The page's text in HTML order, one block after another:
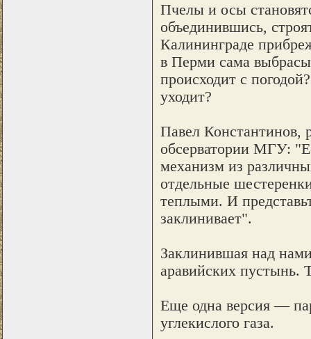
Пчелы и осы
объединившись,
Калининграде
в Перми сама
происходит с
уходит?
Павел Константинов,
обсерватории МГУ:
механизм из
отдельные
теплыми. И
заклинивает".
Заклинившая над
аравийских пустынь.
Еще одна версия —
углекислого газа.